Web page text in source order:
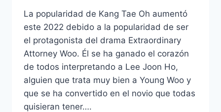
La popularidad de Kang Tae Oh aumentó
este 2022 debido a la popularidad de ser
el protagonista del drama Extraordinary
Attorney Woo. Él se ha ganado el corazón
de todos interpretando a Lee Joon Ho,
alguien que trata muy bien a Young Woo y
que se ha convertido en el novio que todas
quisieran tener….